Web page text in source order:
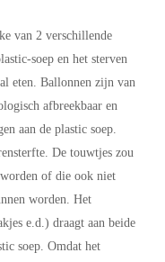
van 2 verschillende
soep en het sterven
eten. Ballonnen zijn van
afbreekbaar en
aan de plastic soep.
De touwtjes zou
of die ook niet
worden. Het
e.d.) draagt aan beide
soep. Omdat het